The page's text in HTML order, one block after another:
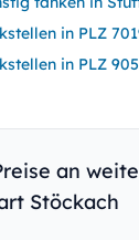
in PLZ
in PLZ
an
Stöckach